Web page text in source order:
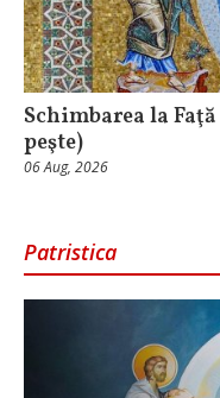
Schimbarea la
peşte)
06 Aug, 2026
Patristica